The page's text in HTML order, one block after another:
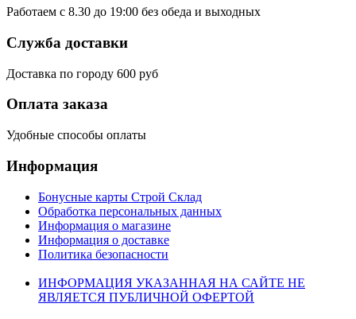
Работаем с 8.30 до 19:00 без обеда и выходных
Служба доставки
Доставка по городу 600 руб
Оплата заказа
Удобные способы оплаты
Информация
Бонусные карты Строй Склад
Обработка персональных данных
Информация о магазине
Информация о доставке
Политика безопасности
ИНФОРМАЦИЯ УКАЗАННАЯ НА САЙТЕ НЕ
ЯВЛЯЕТСЯ ПУБЛИЧНОЙ ОФЕРТОЙ